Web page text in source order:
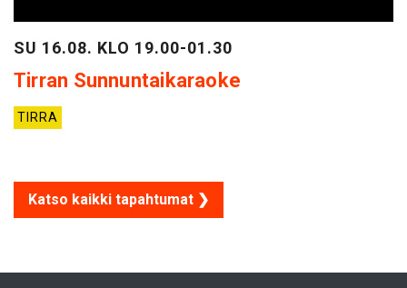
SU 16.08. KLO 19.00-01.30
Tirran Sunnuntaikaraoke
TIRRA
Katso kaikki tapahtumat ❯